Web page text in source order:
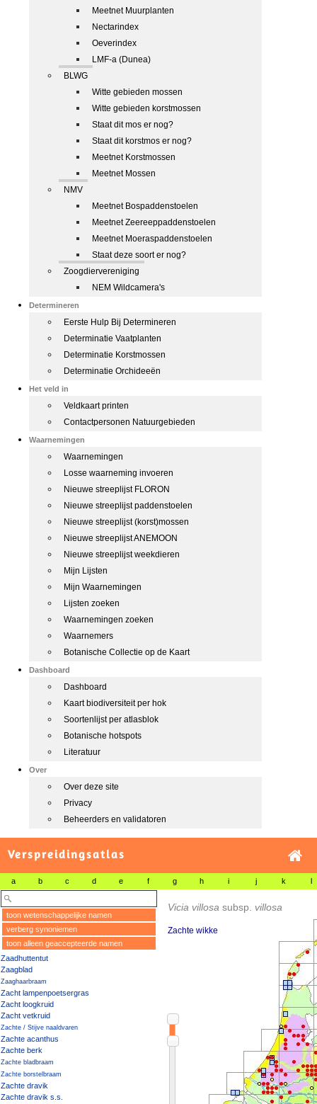
Meetnet Muurplanten
Nectarindex
Oeverindex
LMF-a (Dunea)
BLWG
Witte gebieden mossen
Witte gebieden korstmossen
Staat dit mos er nog?
Staat dit korstmos er nog?
Meetnet Korstmossen
Meetnet Mossen
NMV
Meetnet Bospaddenstoelen
Meetnet Zeereeppaddenstoelen
Meetnet Moeraspaddenstoelen
Staat deze soort er nog?
Zoogdiervereniging
NEM Wildcamera's
Determineren
Eerste Hulp Bij Determineren
Determinatie Vaatplanten
Determinatie Korstmossen
Determinatie Orchideeën
Het veld in
Veldkaart printen
Contactpersonen Natuurgebieden
Waarnemingen
Waarnemingen
Losse waarneming invoeren
Nieuwe streeplijst FLORON
Nieuwe streeplijst paddenstoelen
Nieuwe streeplijst (korst)mossen
Nieuwe streeplijst ANEMOON
Nieuwe streeplijst weekdieren
Mijn Lijsten
Mijn Waarnemingen
Lijsten zoeken
Waarnemingen zoeken
Waarnemers
Botanische Collectie op de Kaart
Dashboard
Dashboard
Kaart biodiversiteit per hok
Soortenlijst per atlasblok
Botanische hotspots
Literatuur
Over
Over deze site
Privacy
Beheerders en validatoren
Verspreidingsatlas
a b c d e f g h i j k l
toon wetenschappelijke namen
verberg synoniemen
toon alleen geaccepteerde namen
Zaadhuttentut
Zaagblad
Zaaghaarbraam
Zacht lampenpoetsergras
Zacht loogkruid
Zacht vetkruid
Zachte / Stijve naaldvaren
Zachte acanthus
Zachte berk
Zachte bladbraam
Zachte borstelbraam
Zachte dravik
Zachte dravik s.s.
Vicia villosa subsp. villosa
Zachte wikke